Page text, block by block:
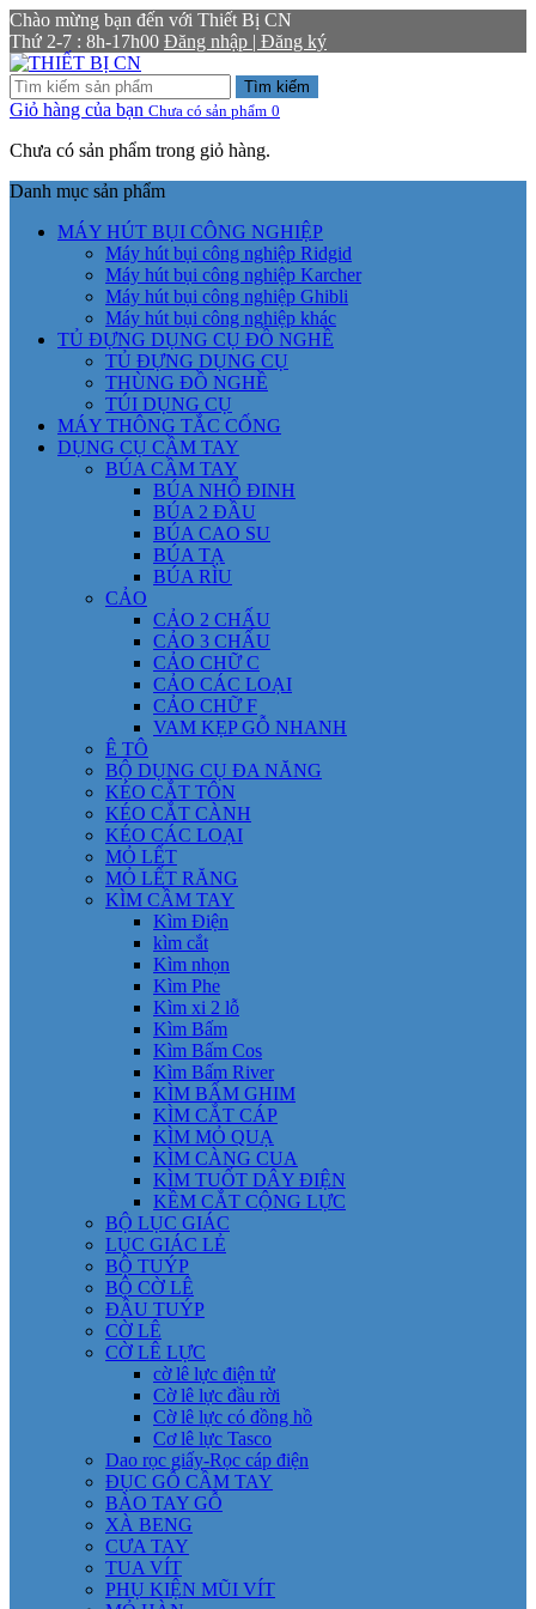
Chào mừng bạn đến với Thiết Bị CN
Thứ 2-7 : 8h-17h00 Đăng nhập | Đăng ký
Tìm kiếm
Giỏ hàng của bạn Chưa có sản phẩm 0
Chưa có sản phẩm trong giỏ hàng.
Danh mục sản phẩm
MÁY HÚT BỤI CÔNG NGHIỆP
Máy hút bụi công nghiệp Ridgid
Máy hút bụi công nghiệp Karcher
Máy hút bụi công nghiệp Ghibli
Máy hút bụi công nghiệp khác
TỦ ĐỰNG DỤNG CỤ ĐỒ NGHỀ
TỦ ĐỰNG DỤNG CỤ
THÙNG ĐỒ NGHỀ
TÚI DỤNG CỤ
MÁY THÔNG TẮC CỐNG
DỤNG CỤ CẦM TAY
BÚA CẦM TAY
BÚA NHỔ ĐINH
BÚA 2 ĐẦU
BÚA CAO SU
BÚA TẠ
BÚA RÌU
CẢO
CẢO 2 CHẤU
CẢO 3 CHẤU
CẢO CHỮ C
CẢO CÁC LOẠI
CẢO CHỮ F
VAM KẸP GỖ NHANH
Ê TÔ
BỘ DỤNG CỤ ĐA NĂNG
KÉO CẮT TÔN
KÉO CẮT CÀNH
KÉO CÁC LOẠI
MỎ LẾT
MỎ LẾT RĂNG
KÌM CẦM TAY
Kìm Điện
kìm cắt
Kìm nhọn
Kìm Phe
Kìm xi 2 lỗ
Kìm Bấm
Kìm Bấm Cos
Kìm Bấm River
KÌM BẤM GHIM
KÌM CẮT CÁP
KÌM MỎ QUẠ
KÌM CÀNG CUA
KÌM TUỐT DÂY ĐIỆN
KỀM CẮT CỘNG LỰC
BỘ LỤC GIÁC
LỤC GIÁC LẺ
BỘ TUÝP
BỘ CỜ LÊ
ĐẦU TUÝP
CỜ LÊ
CỜ LÊ LỰC
cờ lê lực điện tử
Cờ lê lực đầu rời
Cờ lê lực có đồng hồ
Cơ lê lực Tasco
Dao rọc giấy-Rọc cáp điện
ĐỤC GỖ CẦM TAY
BÀO TAY GỖ
XÀ BENG
CƯA TAY
TUA VÍT
PHỤ KIỆN MŨI VÍT